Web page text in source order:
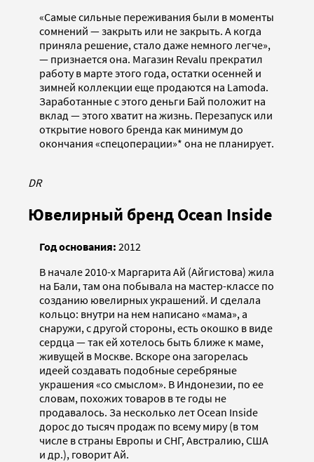
«Самые сильные переживания были в моменты
сомнений — закрыть или не закрыть. А когда
приняла решение, стало даже немного легче»,
— признается она. Магазин Revalu прекратил
работу в марте этого года, остатки осенней и
зимней коллекции еще продаются на Lamoda.
Заработанные с этого деньги Бай положит на
вклад — этого хватит на жизнь. Перезапуск или
открытие нового бренда как минимум до
окончания «спецоперации»* она не планирует.
DR
Ювелирный бренд Ocean Inside
Год основания: 2012
В начале 2010-х Маргарита Ай (Айгистова) жила
на Бали, там она побывала на мастер-классе по
созданию ювелирных украшений. И сделала
кольцо: внутри на нем написано «мама», а
снаружи, с другой стороны, есть окошко в виде
сердца — так ей хотелось быть ближе к маме,
живущей в Москве. Вскоре она загорелась
идеей создавать подобные серебряные
украшения «со смыслом». В Индонезии, по ее
словам, похожих товаров в те годы не
продавалось. За несколько лет Ocean Inside
дорос до тысяч продаж по всему миру (в том
числе в страны Европы и СНГ, Австралию, США
и др.), говорит Ай.